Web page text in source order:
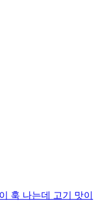
훅 나는데 고기 맛이